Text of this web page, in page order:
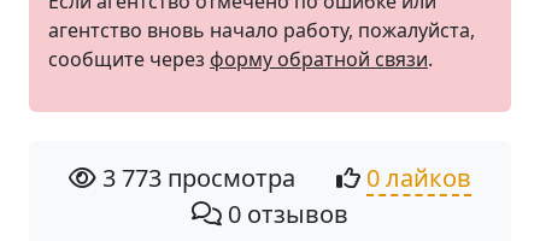
агентство вновь начало работу, пожалуйста,
сообщите через форму обратной связи.
3 773 просмотра
0 лайков
0 отзывов